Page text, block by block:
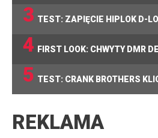
3 TEST: ZAPIĘCIE HIPLOK D-
4 FIRST LOOK: CHWYTY DMR
5 TEST: CRANK BROTHERS
REKLAMA